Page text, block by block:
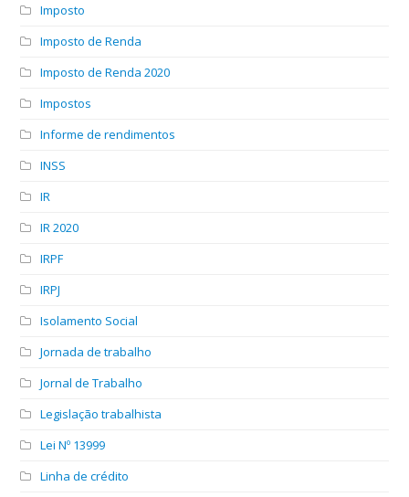
Imposto
Imposto de Renda
Imposto de Renda 2020
Impostos
Informe de rendimentos
INSS
IR
IR 2020
IRPF
IRPJ
Isolamento Social
Jornada de trabalho
Jornal de Trabalho
Legislação trabalhista
Lei Nº 13999
Linha de crédito